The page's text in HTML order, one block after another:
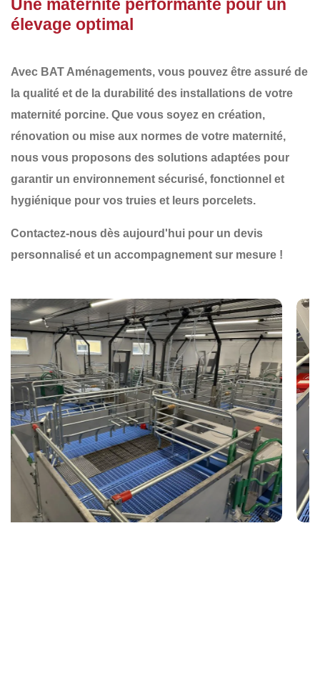
Une maternité performante pour un
élevage optimal
Avec BAT Aménagements, vous pouvez être assuré de
la qualité et de la durabilité des installations de votre
maternité porcine. Que vous soyez en création,
rénovation ou mise aux normes de votre maternité,
nous vous proposons des solutions adaptées pour
garantir un environnement sécurisé, fonctionnel et
hygiénique pour vos truies et leurs porcelets.
Contactez-nous dès aujourd'hui pour un devis
personnalisé et un accompagnement sur mesure !